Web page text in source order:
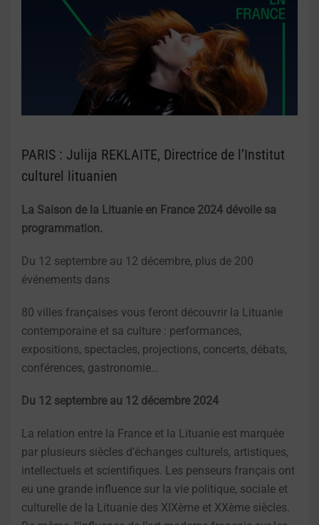
PARIS : Julija REKLAITE, Directrice de l’Institut
culturel lituanien
La Saison de la Lituanie en France 2024 dévoile sa
programmation.
Du 12 septembre au 12 décembre, plus de 200
événements dans
80 villes françaises vous feront découvrir la Lituanie
contemporaine et sa culture : performances,
expositions, spectacles, projections, concerts, débats,
conférences, gastronomie…
Du 12 septembre au 12 décembre 2024
La relation entre la France et la Lituanie est marquée
par plusieurs siècles d’échanges culturels, artistiques,
intellectuels et scientifiques. Les penseurs français ont
eu une grande influence sur la vie politique, sociale et
culturelle de la Lituanie des XIXème et XXème siècles.